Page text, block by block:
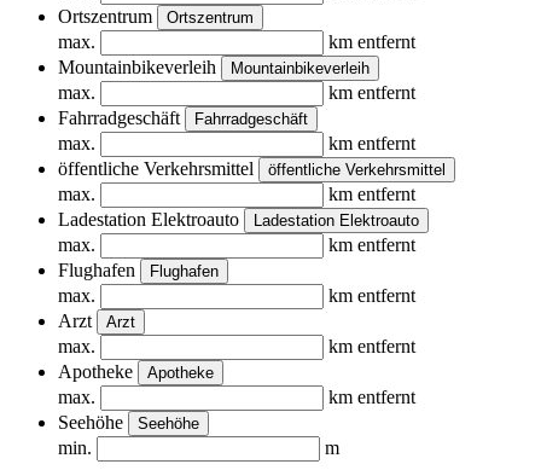
Ortszentrum
Ortszentrum
max.
km entfernt
Mountainbikeverleih
Mountainbikeverleih
max.
km entfernt
Fahrradgeschäft
Fahrradgeschäft
max.
km entfernt
öffentliche Verkehrsmittel
öffentliche Verkehrsmittel
max.
km entfernt
Ladestation Elektroauto
Ladestation Elektroauto
max.
km entfernt
Flughafen
Flughafen
max.
km entfernt
Arzt
Arzt
max.
km entfernt
Apotheke
Apotheke
max.
km entfernt
Seehöhe
Seehöhe
min. m